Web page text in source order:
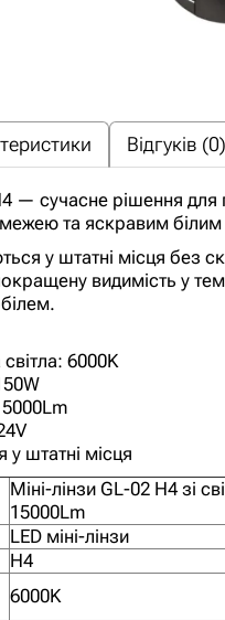
Відгуків (0)
— сучасне рішення
межею та яскравим
у штатні місця без
видимість у
6000K
у штатні місця
Міні-лінзи GL-02 H4 зі
15000Lm
LED міні-лінзи
H4
6000K